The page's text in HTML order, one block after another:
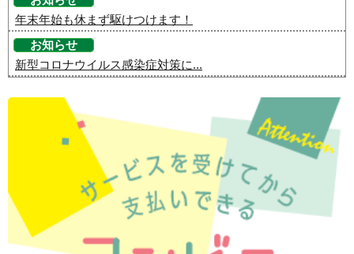
年末年始も休まず駆けつけます！
お知らせ
新型コロナウイルス感染症対策に...